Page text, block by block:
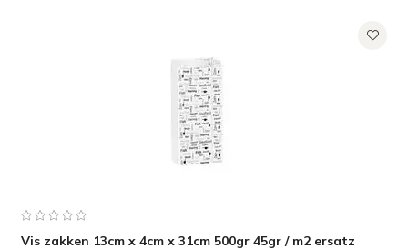
Vis zakken 13cm x 4cm x 31cm 500gr 45gr / m2 ersatz